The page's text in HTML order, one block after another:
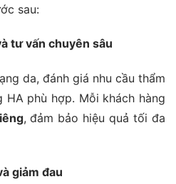
sau:
tư vấn chuyên sâu
da, đánh giá nhu cầu thẩm
phù hợp. Mỗi khách hàng
, đảm bảo hiệu quả tối đa
giảm đau